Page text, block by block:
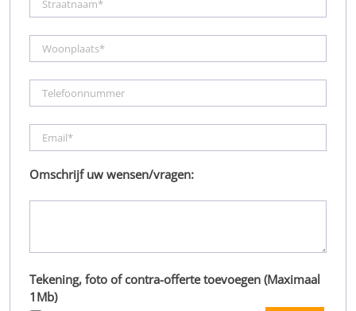
Omschrijf uw wensen/vragen:
Tekening, foto of contra-offerte toevoegen (Maximaal
1Mb)